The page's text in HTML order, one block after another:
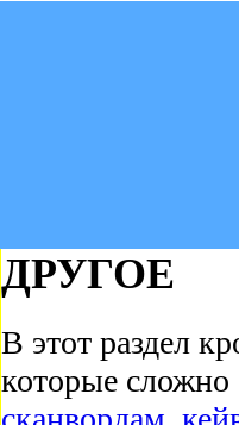
ДРУГОЕ
В этот раздел
которые